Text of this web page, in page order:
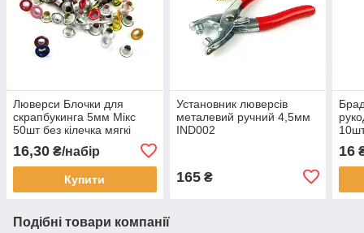
Люверси Блочки для
скрапбукинга 5мм Мікс
50шт без кілечка мягкі
16,30 ₴/набір
Купити
Установник люверсів
металевий ручний 4,5мм
IND002
165₴
16
Подібні товари компанії